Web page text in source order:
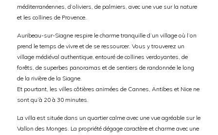
méditerranéennes, d’oliviers, de palmiers, avec une vue sur la nature
et les collines de Provence.
Auribeau-sur-Siagne respire le charme tranquille d’un village où l’on
prend le temps de vivre et de se ressourcer. Vous y trouverez un
village médiéval authentique, entouré de collines verdoyantes, de
forêts, de superbes panoramas et de sentiers de randonnée le long
de la rivière de la Siagne.
Et pourtant, les villes côtières animées de Cannes, Antibes et Nice ne
sont qu’à 20 à 30 minutes.
La villa est située dans un quartier calme avec une vue agréable sur le
Vallon des Monges. La propriété dégage caractère et charme avec une